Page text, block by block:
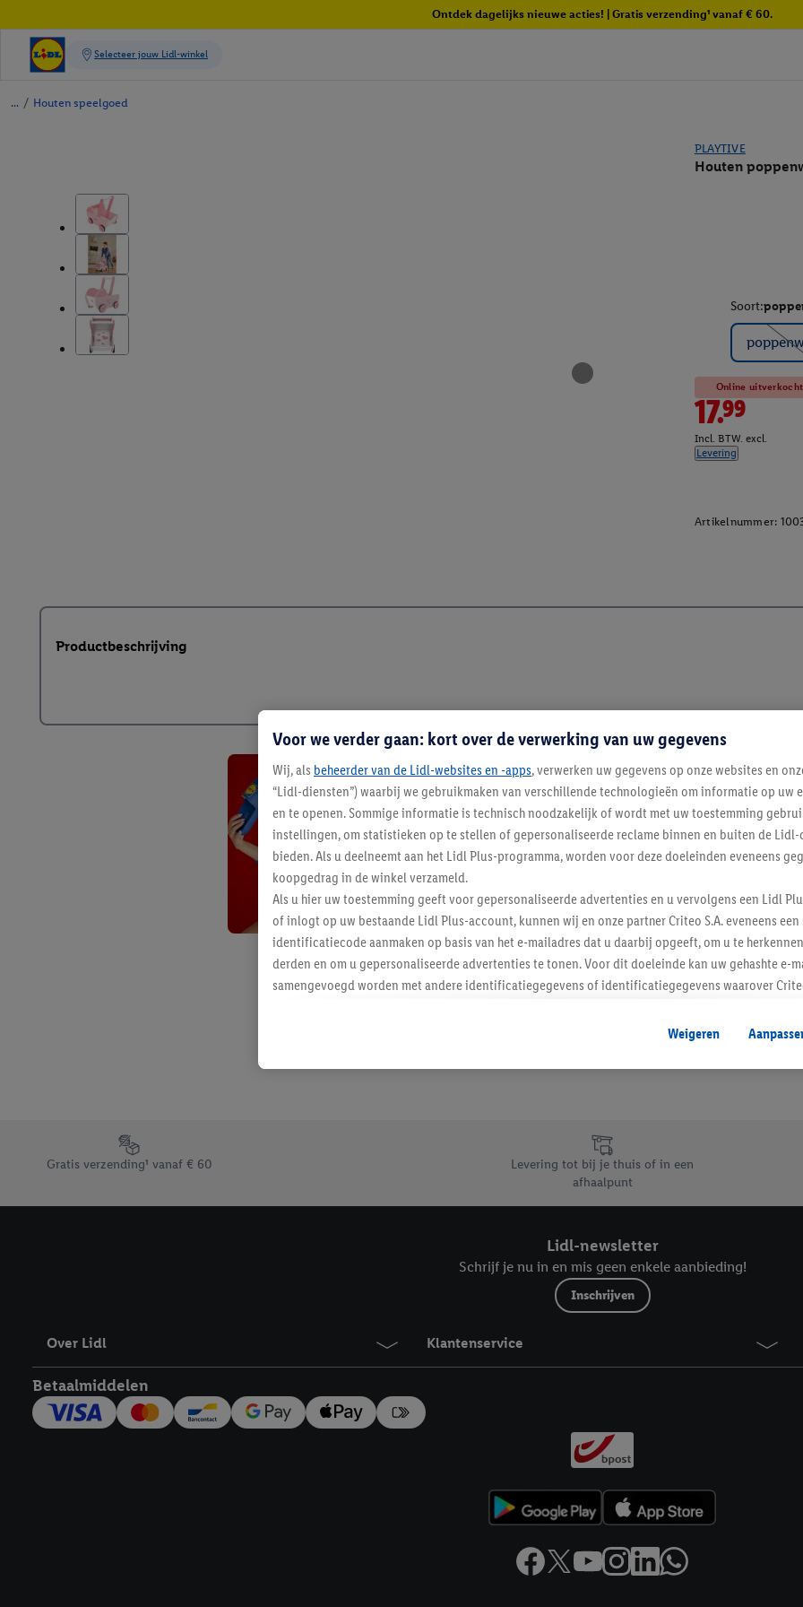
Ontdek dagelijks nieuwe acties! | Gratis verzending¹ vanaf € 60.
/ Houten speelgoed
PLAYTIVE
Houten
Soort:
Online
17.99
Incl. BTW. excl.
Levering
Artikelnummer:
Productbeschrijving
Blijf op de
Schrijf je in op de
Footerelement met de verschillende USPs van Lidl.be
Gratis verzending¹ vanaf € 60
Levering tot bij je thuis of in een
afhaalpunt
Lidl-newsletter
Schrijf je nu in en mis geen enkele aanbieding!
Inschrijven
Over Lidl Klantenservice
Betaalmiddelen
Voor we verder gaan: kort over de verwerking van uw gegevens
Wij, als beheerder van de Lidl-websites en -apps, verwerken uw gegevens op onze websites en
“Lidl-diensten”) waarbij we gebruikmaken van verschillende technologieën om informatie op uw
en te openen. Sommige informatie is technisch noodzakelijk of wordt met uw toestemming
instellingen, om statistieken op te stellen of gepersonaliseerde reclame binnen en buiten de Lidl-
bieden. Als u deelneemt aan het Lidl Plus-programma, worden voor deze doeleinden eveneens
koopgedrag in de winkel verzameld.
Als u hier uw toestemming geeft voor gepersonaliseerde advertenties en u vervolgens een Lidl
of inlogt op uw bestaande Lidl Plus-account, kunnen wij en onze partner Criteo S.A. eveneens
identificatiecode aanmaken op basis van het e-mailadres dat u daarbij opgeeft, om u te
derden en om u gepersonaliseerde advertenties te tonen. Voor dit doeleinde kan uw gehashte e-
samengevoegd worden met andere identificatiegegevens of identificatiegegevens waarover
Als u hiermee akkoord gaat, kunnen advertenties in het kader van retargeting, d.w.z. advertenties
u interesse hebt getoond (bijvoorbeeld door het product in de webshop aan uw winkelmandje
niet te kopen), ook op verschillende apparaten en verschillende Lidl-diensten worden
Onder “Aanpassen” kunt u individuele doeleinden toestaan en meer informatie vinden over de
Door op “weigeren” te klikken, kunt u alleen het gebruik van de noodzakelijke technologieën
“aanvaarden” te klikken, stemt u in met alle verwerkingen voor alle bovengenoemde doeleinden.
Weigeren